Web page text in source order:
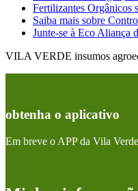
Fertilizantes Orgânicos
Saiba mais sobre
Junte-se à Eco Aliança
VILA VERDE insumos
obtenha o aplicativo
Em breve o APP da Vila